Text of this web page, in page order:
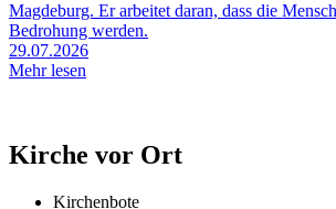
Magdeburg. Er arbeitet daran, dass die
Bedrohung werden.
29.07.2026
Mehr lesen
Kirche vor Ort
Kirchenbote